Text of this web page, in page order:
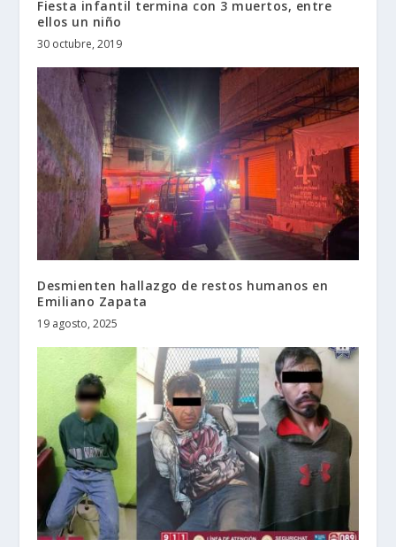
Fiesta infantil termina con 3 muertos, entre
ellos un niño
30 octubre, 2019
Desmienten hallazgo de restos humanos en
Emiliano Zapata
19 agosto, 2025